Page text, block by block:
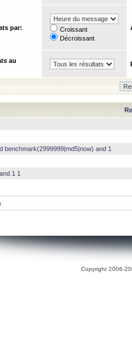
par:
Croissant
Décroissant
au
benchmark(2999999|md5|now) and 1
1 1
Copyright 2006-